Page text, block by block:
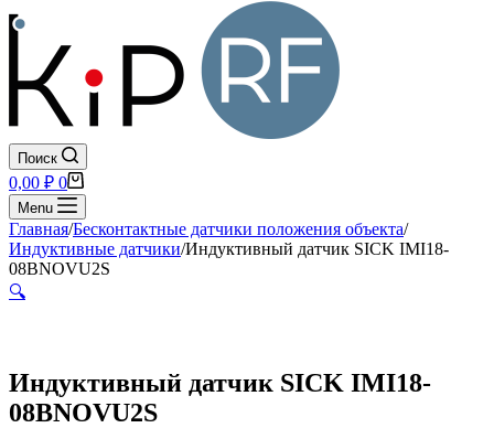
Поиск
Корзина
0,00 ₽ 0
Menu
Главная/Бесконтактные датчики положения объекта/
Индуктивные датчики/Индуктивный датчик SICK IMI18-
08BNOVU2S
🔍
Индуктивный датчик SICK IMI18-
08BNOVU2S